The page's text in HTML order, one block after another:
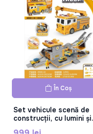
În Coș
Set vehicule scenă de
construcții, cu lumini și